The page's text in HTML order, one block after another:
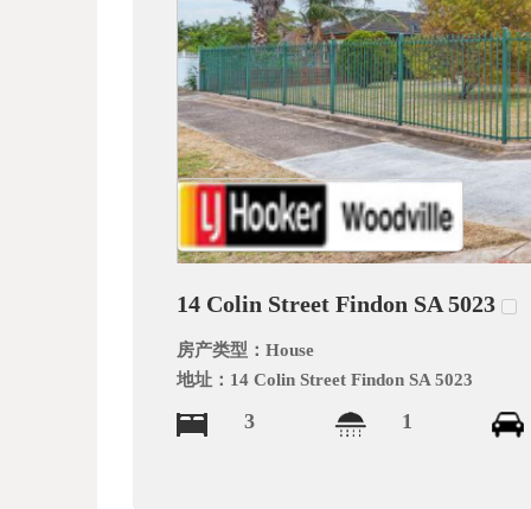
14 Colin Street Findon SA 5023
房产类型：House
地址： 14 Colin Street Findon SA 5023
3 1